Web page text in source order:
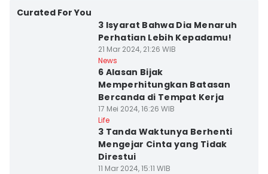
Curated For You
3 Isyarat Bahwa Dia Menaruh
Perhatian Lebih Kepadamu!
21 Mar 2024, 21:26 WIB
News
6 Alasan Bijak
Memperhitungkan Batasan
Bercanda di Tempat Kerja
17 Mei 2024, 16:26 WIB
Life
3 Tanda Waktunya Berhenti
Mengejar Cinta yang Tidak
Direstui
11 Mar 2024, 15:11 WIB